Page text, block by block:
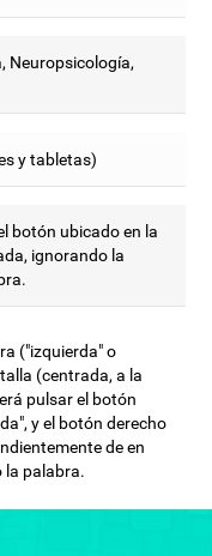
Neuropsicología,
y tabletas)
botón ubicado en la
ignorando la
("izquierda" o
(centrada, a la
pulsar el botón
y el botón derecho
de en
la palabra.